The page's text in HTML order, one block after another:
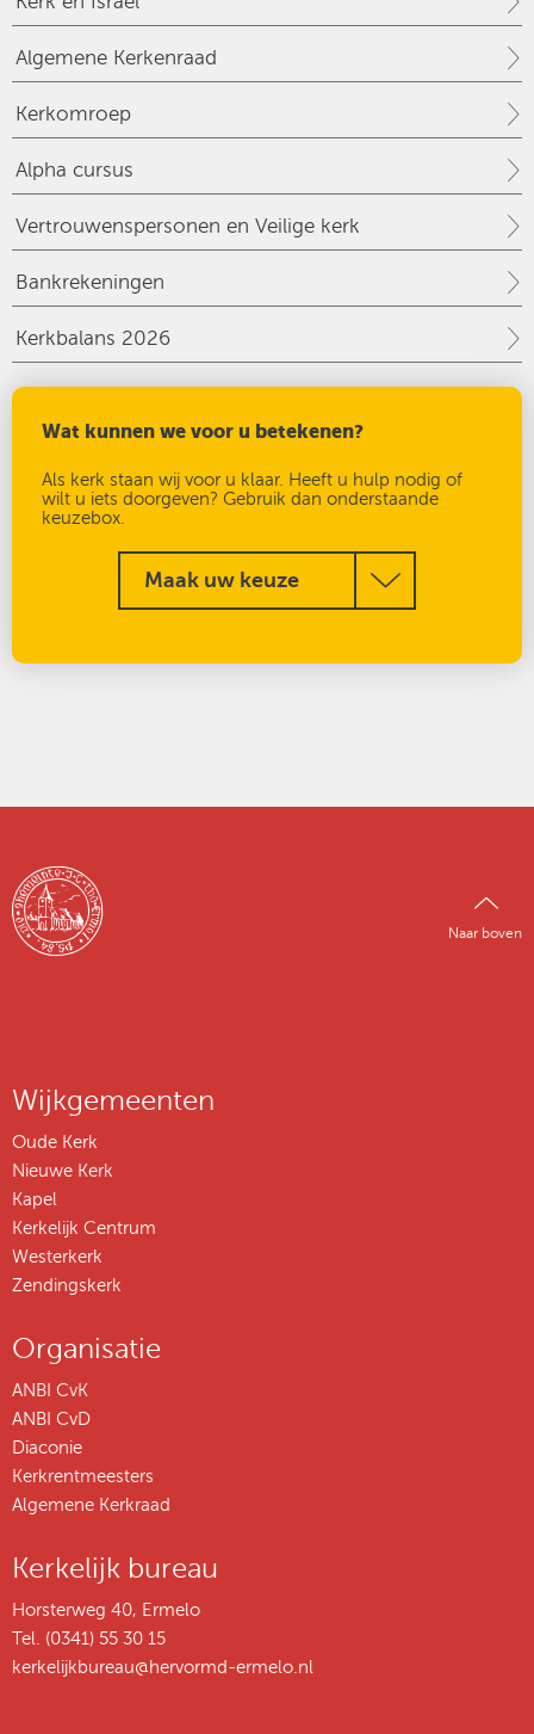
Algemene Kerkenraad
Kerkomroep
Alpha cursus
Vertrouwenspersonen en Veilige kerk
Bankrekeningen
Kerkbalans 2026
Wat kunnen we voor u betekenen?
Als kerk staan wij voor u klaar. Heeft u hulp nodig of
wilt u iets doorgeven? Gebruik dan onderstaande
keuzebox.
Maak uw keuze
Naar boven
Wijkgemeenten
Oude Kerk
Nieuwe Kerk
Kapel
Kerkelijk Centrum
Westerkerk
Zendingskerk
Organisatie
ANBI CvK
ANBI CvD
Diaconie
Kerkrentmeesters
Algemene Kerkraad
Kerkelijk bureau
Horsterweg 40, Ermelo
Tel. (0341) 55 30 15
kerkelijkbureau@hervormd-ermelo.nl